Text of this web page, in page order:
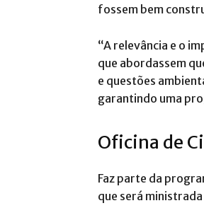
fossem bem
“A relevância e o
que abordassem
e questões
garantindo uma
Oficina de
Faz parte da
que será ministrada